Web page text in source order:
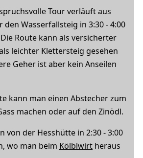
Tour verläuft aus
den Wasserfallsteig in 3:30 - 4:00
Route kann als versicherter
leichter Klettersteig gesehen
Geher ist aber kein Anseilen
kann man einen Abstecher zum
machen oder auf den Zinödl.
von der Hesshütte in 2:30 - 3:00
wo man beim Kölblwirt heraus